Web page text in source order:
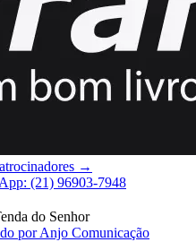
→
(21) 96903-7948
do Senhor
por Anjo Comunicação